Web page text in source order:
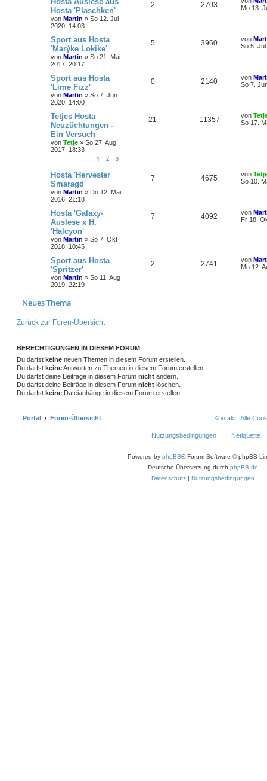
Hosta 'Plaschken'
von Martin » So 12. Jul
2020, 14:03
2 2703
Mo 13.
Sport aus Hosta
'Marýke Lokike'
von Martin » So 21. Mai
2017, 20:17
5 3960 von
So 5.
Sport aus Hosta
'Lime Fizz'
von Martin » So 7. Jun
2020, 14:00
0 2140 von
So 7.
Tetjes Hosta
Neuzüchtungen -
Ein Versuch
von Tetje » So 27. Aug
2017, 18:33
1 2 3
21 11357 von
So 17.
Hosta 'Hervester
Smaragd'
von Martin » Do 12. Mai
2016, 21:18
7 4675 von
So 10.
Hosta 'Galaxy-
Auslese x H.
'Halcyon'
von Martin » So 7. Okt
2018, 10:45
7 4092 von
Fr 18.
Sport aus Hosta
'Spritzer'
von Martin » So 11. Aug
2019, 22:19
2 2741 von
Mo 12.
Neues Thema
Zurück zur Foren-Übersicht
BERECHTIGUNGEN IN DIESEM FORUM
Du darfst keine neuen Themen in diesem Forum erstellen.
Du darfst keineAntworten zu Themen in diesem Forum erstellen.
Du darfst deine Beiträge in diesem Forum nicht ändern.
Du darfst deine Beiträge in diesem Forum nicht löschen.
Du darfst keine Dateianhänge in diesem Forum erstellen.
Portal Foren-Übersicht Alle
Kontakt
Netiquette
Nutzungsbedingungen
Powered by phpBB® Forum Software © phpBB
Deutsche Übersetzung durch phpBB.de
Datenschutz | Nutzungsbedingungen